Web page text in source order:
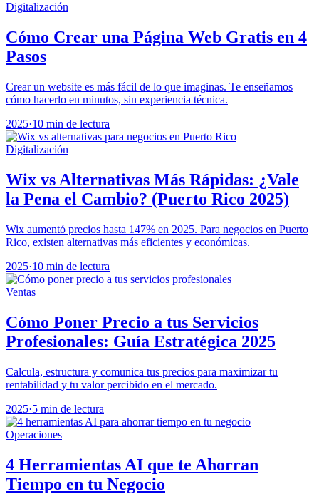
Digitalización
Cómo Crear una Página Web Gratis en 4
Pasos
Crear un website es más fácil de lo que imaginas. Te enseñamos
cómo hacerlo en minutos, sin experiencia técnica.
2025·10 min de lectura
Digitalización
Wix vs Alternativas Más Rápidas: ¿Vale
la Pena el Cambio? (Puerto Rico 2025)
Wix aumentó precios hasta 147% en 2025. Para negocios en Puerto
Rico, existen alternativas más eficientes y económicas.
2025·10 min de lectura
Ventas
Cómo Poner Precio a tus Servicios
Profesionales: Guía Estratégica 2025
Calcula, estructura y comunica tus precios para maximizar tu
rentabilidad y tu valor percibido en el mercado.
2025·5 min de lectura
Operaciones
4 Herramientas AI que te Ahorran
Tiempo en tu Negocio